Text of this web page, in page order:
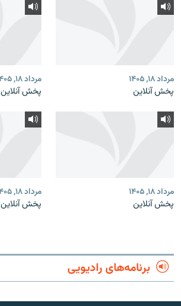
مرداد ۱۸, ۱۴۰۵
پخش آنلاین
مرداد ۱۸, ۱۴۰۵
پخش آنلاین
مرداد ۱۸, ۱۴۰۵
پخش آنلاین
مرداد ۱۸, ۱۴۰۵
پخش آنلاین
برنامه‌های رادیویی